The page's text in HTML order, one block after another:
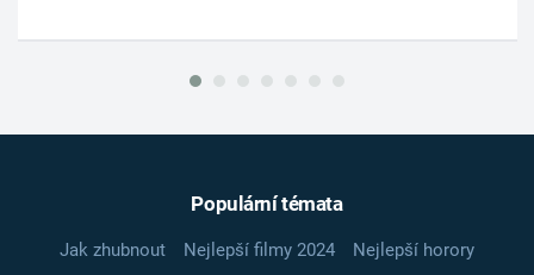
Populární témata
Jak zhubnout Nejlepší filmy 2024
Nejlepší horory